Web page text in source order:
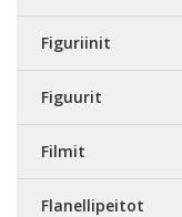
Figuriinit
Figuurit
Filmit
Flanellipeitot